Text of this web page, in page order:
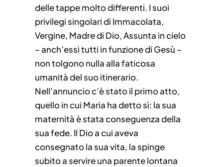
delle tappe molto differenti. I suoi
privilegi singolari di Immacolata,
Vergine, Madre di Dio, Assunta in cielo
– anch’essi tutti in funzione di Gesù –
non tolgono nulla alla faticosa
umanità del suo itinerario.
Nell’annuncio c’è stato il primo atto,
quello in cui Maria ha detto sì: la sua
maternità è stata conseguenza della
sua fede. Il Dio a cui aveva
consegnato la sua vita, la spinge
subito a servire una parente lontana